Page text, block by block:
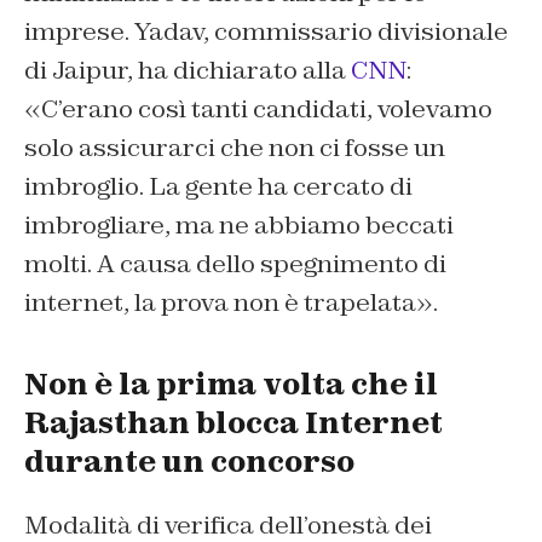
imprese. Yadav, commissario divisionale
di Jaipur, ha dichiarato allaCNN:
«C’erano così tanti candidati, volevamo
solo assicurarci che non ci fosse un
imbroglio. La gente ha cercato di
imbrogliare, ma ne abbiamo beccati
molti. A causa dello spegnimento di
internet, la prova non è trapelata».
Non è la prima volta che il
Rajasthan blocca Internet
durante un concorso
Modalità di verifica dell’onestà dei